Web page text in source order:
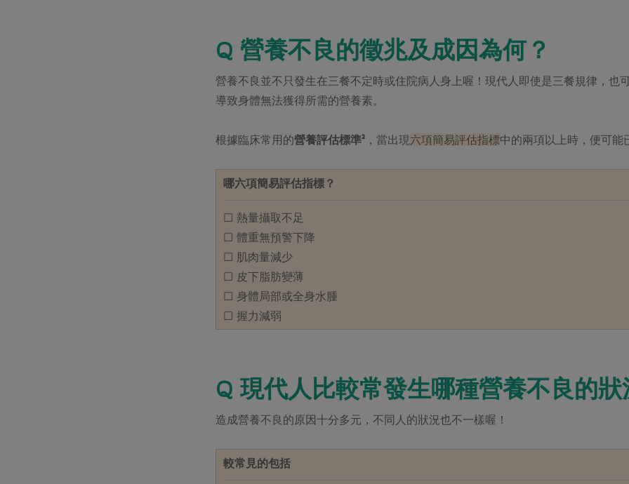
Q 營養不良的徵兆及成因為何？
營養不良並不只發生在三餐不定時或住院病人身上喔！現代人即使是三餐規律，也
導致身體無法獲得所需的營養素。
根據臨床常用的營養評估標準² ，當出現六項簡易評估指標中的兩項以上時，便可能
哪六項簡易評估指標？
☐ 熱量攝取不足
☐ 體重無預警下降
☐ 肌肉量減少
☐ 皮下脂肪變薄
☐ 身體局部或全身水腫
☐ 握力減弱
Q 現代人比較常發生哪種營養不良的狀
造成營養不良的原因十分多元，不同人的狀況也不一樣喔！
較常見的包括